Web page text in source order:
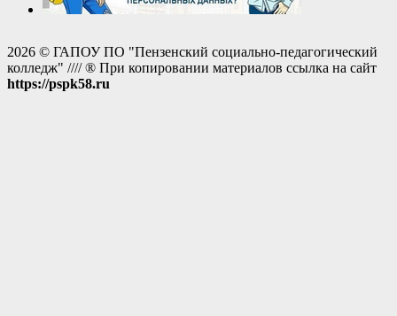
2026 © ГАПОУ ПО "Пензенский социально-педагогический
колледж" //// ® При копировании материалов ссылка на сайт
https://pspk58.ru